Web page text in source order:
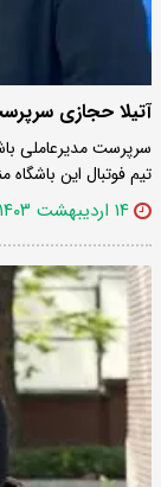
آتیلا حجازی
سرپرست مدیرعاملی
تیم فوتبال این
۱۴ اردیبهشت ۱۴۰۳